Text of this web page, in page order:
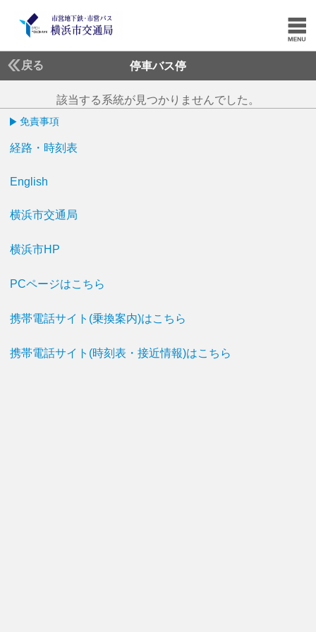
戻る 停車バス停
該当する系統が見つかりませんでした。
免責事項
経路・時刻表
English
横浜市交通局
横浜市HP
PCページはこちら
携帯電話サイト(乗換案内)はこちら
携帯電話サイト(時刻表・接近情報)はこちら